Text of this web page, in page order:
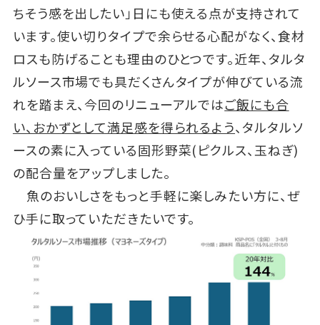
ちそう感を出したい」日にも使える点が支持されて
います。使い切りタイプで余らせる心配がなく、食材
ロスも防げることも理由のひとつです。近年、タルタ
ルソース市場でも具だくさんタイプが伸びている流
れを踏まえ、今回のリニューアルではご飯にも合
い、おかずとして満足感を得られるよう、タルタルソ
ースの素に入っている固形野菜(ピクルス、玉ねぎ)
の配合量をアップしました。
魚のおいしさをもっと手軽に楽しみたい方に、ぜ
ひ手に取っていただきたいです。